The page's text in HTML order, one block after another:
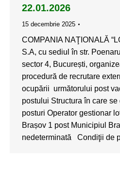
22.01.2026
15 decembrie 2025
COMPANIA NAŢIONALĂ
S.A, cu sediul în str.
sector 4, București,
procedură de recrutare
ocupării următorului post
postului Structura în care se
posturi Operator gestionar
Brașov 1 post Municipiul
nedeterminată Condiţii de